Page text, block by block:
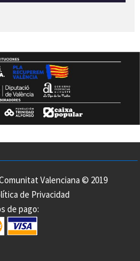
Valenciana © 2019
de Privacidad
de pago: